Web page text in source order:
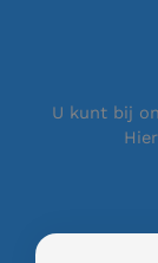
U kunt bij